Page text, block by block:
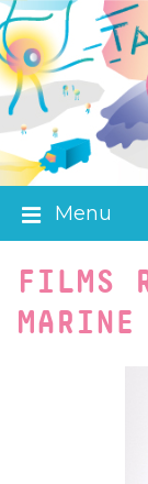
Skip
to
content
Skip
to
main
navigation
Skip
to
footer
Menu
FILMS
MARINE